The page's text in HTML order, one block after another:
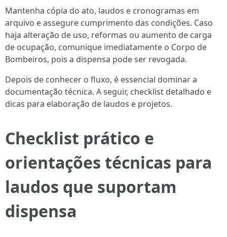
Mantenha cópia do ato, laudos e cronogramas em
arquivo e assegure cumprimento das condições. Caso
haja alteração de uso, reformas ou aumento de carga
de ocupação, comunique imediatamente o Corpo de
Bombeiros, pois a dispensa pode ser revogada.
Depois de conhecer o fluxo, é essencial dominar a
documentação técnica. A seguir, checklist detalhado e
dicas para elaboração de laudos e projetos.
Checklist prático e
orientações técnicas para
laudos que suportam
dispensa